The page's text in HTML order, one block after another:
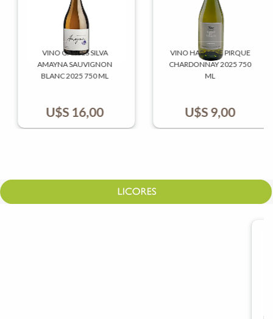
VINO GARCES SILVA
AMAYNA SAUVIGNON
BLANC 2025 750 ML
U$S16,00
VINO HARAS DE PIRQUE
CHARDONNAY 2025 750
ML
U$S9,00